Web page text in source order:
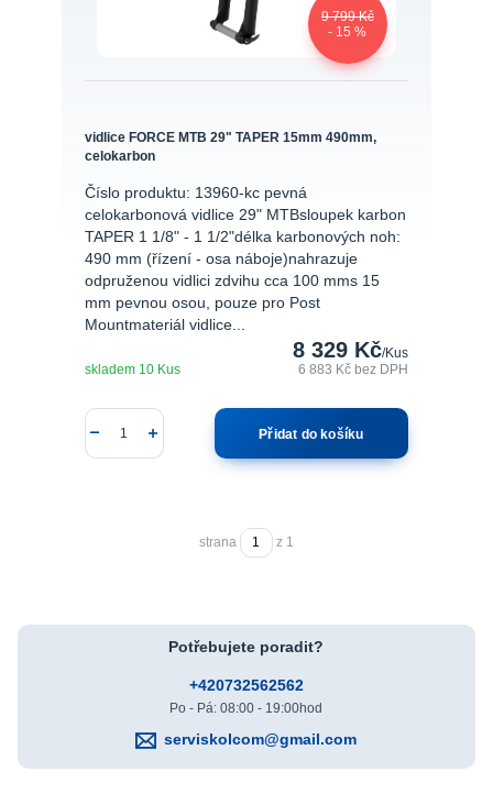
9 799 Kč
- 15 %
vidlice FORCE MTB 29" TAPER 15mm 490mm,
celokarbon
Číslo produktu: 13960-kc pevná
celokarbonová vidlice 29" MTBsloupek karbon
TAPER 1 1/8" - 1 1/2"délka karbonových noh:
490 mm (řízení - osa náboje)nahrazuje
odpruženou vidlici zdvihu cca 100 mms 15
mm pevnou osou, pouze pro Post
Mountmateriál vidlice...
8 329 Kč/Kus
6 883 Kčbez DPH
skladem 10 Kus
Přidat do košíku
strana z 1
Potřebujete poradit?
+420732562562
Po - Pá: 08:00 - 19:00hod
serviskolcom@gmail.com